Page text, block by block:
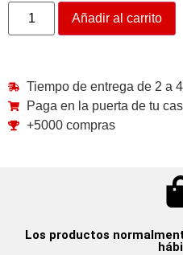
Añadir al carrito
Tiempo de entrega de 2 a
Paga en la puerta de tu
+5000 compras
Los productos